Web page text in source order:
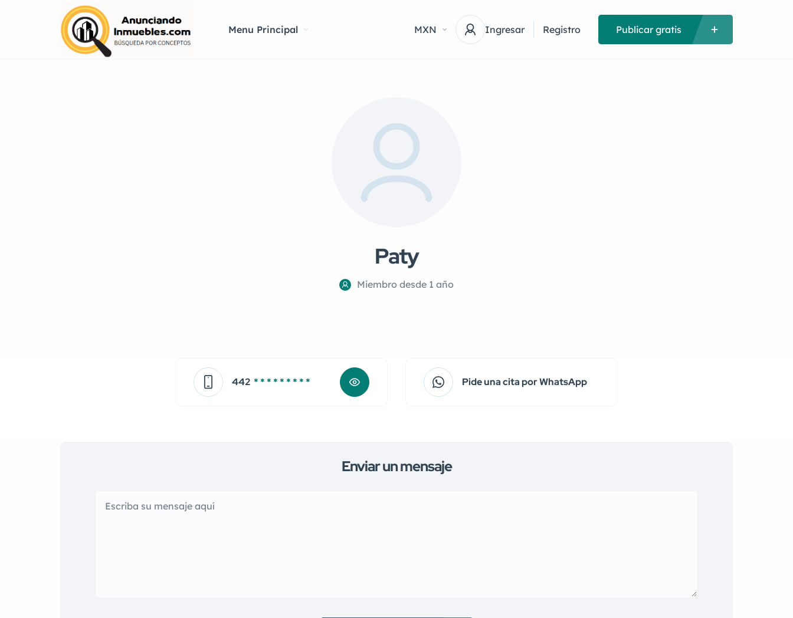
Menu Principal MXN Ingresar Registro Publicar gratis
Paty
Miembro desde 1 año
442 * * * * * * * * * Pide una cita por WhatsApp
Enviar un mensaje